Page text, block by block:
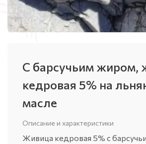
С барсучьим жиром,
кедровая 5% на
масле
Описание и характеристики
Живица кедровая 5% с